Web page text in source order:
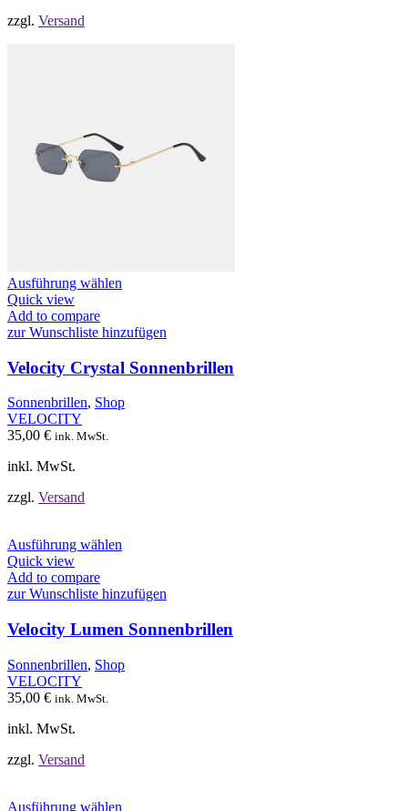
zzgl. Versand
Ausführung wählen
mehrere
auf.
Die
Optionen
können
Quick view
Add to compare
zur Wunschliste hinzufügen
Velocity Crystal Sonnenbrillen
Sonnenbrillen, Shop
VELOCITY
35,00 € ink. MwSt.
inkl. MwSt.
zzgl. Versand
Ausführung wählen
mehrere
auf.
Die
können
Quick view
Add to compare
zur Wunschliste hinzufügen
Velocity Lumen Sonnenbrillen
Sonnenbrillen, Shop
VELOCITY
35,00 € ink. MwSt.
inkl. MwSt.
zzgl. Versand
Ausführung wählen